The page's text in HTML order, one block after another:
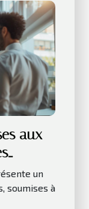
aux
un
soumises à